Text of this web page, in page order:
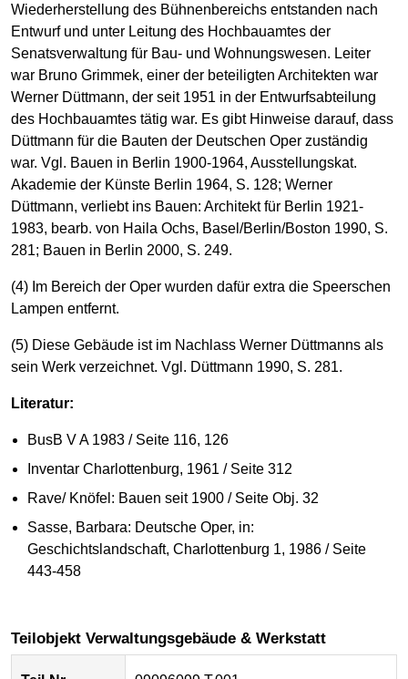
Wiederherstellung des Bühnenbereichs entstanden nach
Entwurf und unter Leitung des Hochbauamtes der
Senatsverwaltung für Bau- und Wohnungswesen. Leiter
war Bruno Grimmek, einer der beteiligten Architekten war
Werner Düttmann, der seit 1951 in der Entwurfsabteilung
des Hochbauamtes tätig war. Es gibt Hinweise darauf, dass
Düttmann für die Bauten der Deutschen Oper zuständig
war. Vgl. Bauen in Berlin 1900-1964, Ausstellungskat.
Akademie der Künste Berlin 1964, S. 128; Werner
Düttmann, verliebt ins Bauen: Architekt für Berlin 1921-
1983, bearb. von Haila Ochs, Basel/Berlin/Boston 1990, S.
281; Bauen in Berlin 2000, S. 249.
(4) Im Bereich der Oper wurden dafür extra die Speerschen
Lampen entfernt.
(5) Diese Gebäude ist im Nachlass Werner Düttmanns als
sein Werk verzeichnet. Vgl. Düttmann 1990, S. 281.
Literatur:
BusB V A 1983 / Seite 116, 126
Inventar Charlottenburg, 1961 / Seite 312
Rave/ Knöfel: Bauen seit 1900 / Seite Obj. 32
Sasse, Barbara: Deutsche Oper, in:
Geschichtslandschaft, Charlottenburg 1, 1986 / Seite
443-458
Teilobjekt Verwaltungsgebäude & Werkstatt